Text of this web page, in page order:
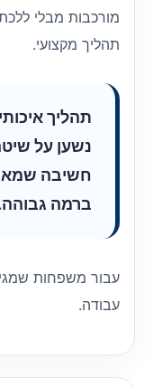
מורכבות מבלי
תהליך מקצועי.
תהליך
נשען על
חשיבה
ברמה
עבור משפחות
עבודה.